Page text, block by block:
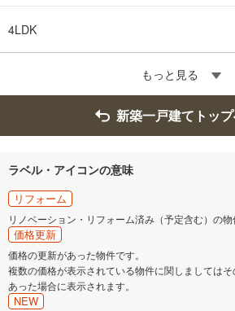
4LDK
もっと見る
新築一戸建てトッ
ラベル・アイコンの意味
リフォーム
リノベーション・リフォーム済み（予定含む）の物
価格更新
価格の更新があった物件です。
複数の価格が表示されている物件に関しましては
あった場合に表示されます。
NEW